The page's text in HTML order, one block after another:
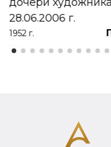
28.06.2006 г.
1952 г.